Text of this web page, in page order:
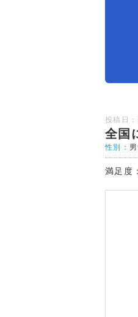
投稿日
全国
性別：
満足度：